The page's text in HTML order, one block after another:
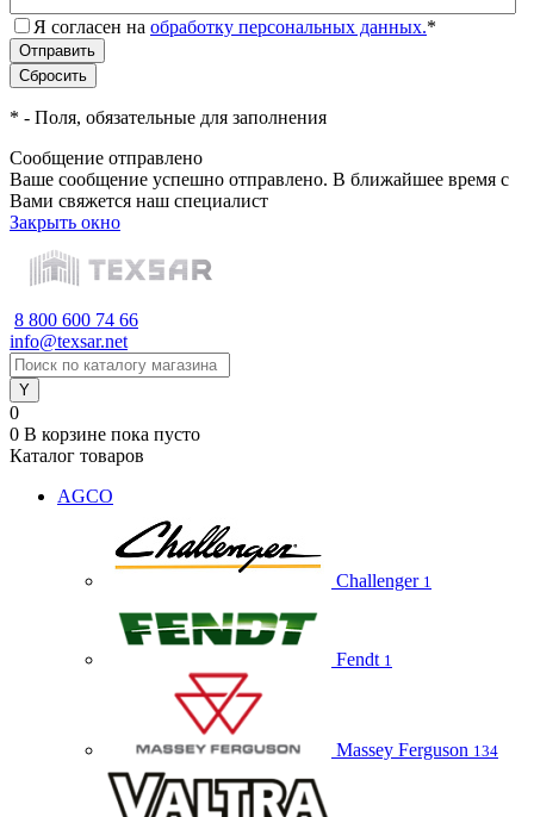
Я согласен на обработку персональных данных.*
* - Поля, обязательные для заполнения
Сообщение отправлено
Ваше сообщение успешно отправлено. В ближайшее время с
Вами свяжется наш специалист
Закрыть окно
8 800 600 74 66
info@texsar.net
0
0 В корзине пока пусто
Каталог товаров
AGCO
Challenger 1
Fendt 1
Massey Ferguson 134